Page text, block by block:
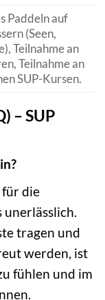
Paddeln auf
(Seen,
Teilnahme an
Teilnahme an
SUP-Kursen.
– SUP
für die
tragen und
werden, ist
fühlen und im